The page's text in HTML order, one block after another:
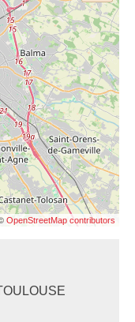
OpenStreetMap contributors